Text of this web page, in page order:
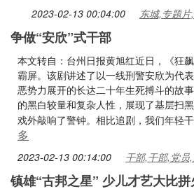
2023-02-13 00:04:00 东城,专题
争做“安欣”式干部
本文转自：台州日报黄旭红近日，《狂
霸屏。该剧讲述了以一线刑警安欣为代
恶势力展开的长达二十年生死搏斗的故
的黑白较量和复杂人性，展现了基层扫
戏外敲响了警钟。相比追剧，我们年轻
多
2023-02-13 00:14:00 干部,干部,党员
镇雄“古邦之星” 少儿才艺大比